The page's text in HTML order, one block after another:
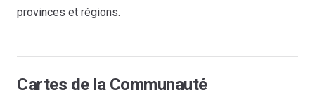
provinces et régions.
Cartes de la Communauté